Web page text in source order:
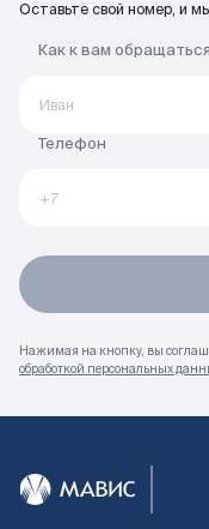
Оставьте свой номер, и
Как к вам
Телефон
Нажимая на кнопку, вы
обработкой персональных